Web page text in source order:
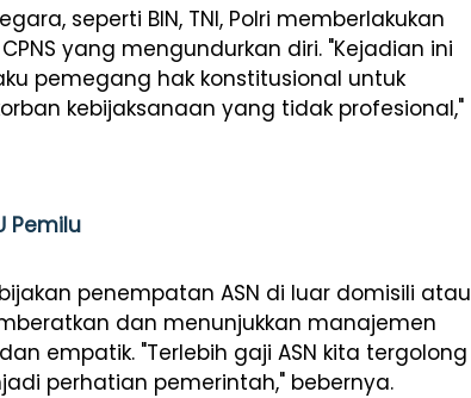
seperti BIN, TNI, Polri memberlakukan
yang mengundurkan diri. "Kejadian ini
pemegang hak konstitusional untuk
kebijaksanaan yang tidak profesional,"
Pemilu
penempatan ASN di luar domisili atau
dan menunjukkan manajemen
empatik. "Terlebih gaji ASN kita tergolong
perhatian pemerintah," bebernya.